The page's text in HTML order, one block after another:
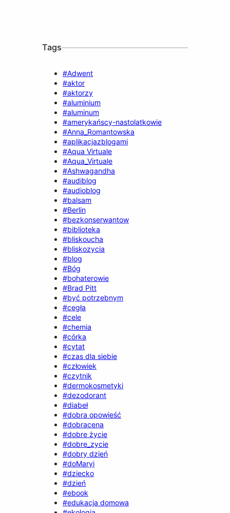
Tags
#Adwent
#aktor
#aktorzy
#aluminium
#aluminum
#amerykańscy-nastolatkowie
#Anna_Romantowska
#aplikacjazblogami
#Aqua Virtuale
#Aqua_Virtuale
#Ashwagandha
#audiblog
#audioblog
#balsam
#Berlin
#bezkonserwantow
#biblioteka
#bliskoucha
#bliskozycia
#blog
#Bóg
#bohaterowie
#Brad Pitt
#być potrzebnym
#cegła
#cele
#chemia
#córka
#cytat
#czas dla siebie
#człowiek
#czytnik
#dermokosmetyki
#dezodorant
#diabeł
#dobra opowieść
#dobracena
#dobre życie
#dobre_zycie
#dobry dzień
#doMaryi
#dziecko
#dzień
#ebook
#edukacja domowa